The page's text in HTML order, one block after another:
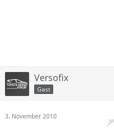
Versofix
Gast
3. November 2010